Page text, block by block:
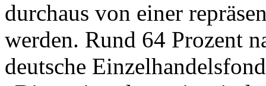
durchaus von einer
werden. Rund 64 Prozent
deutsche